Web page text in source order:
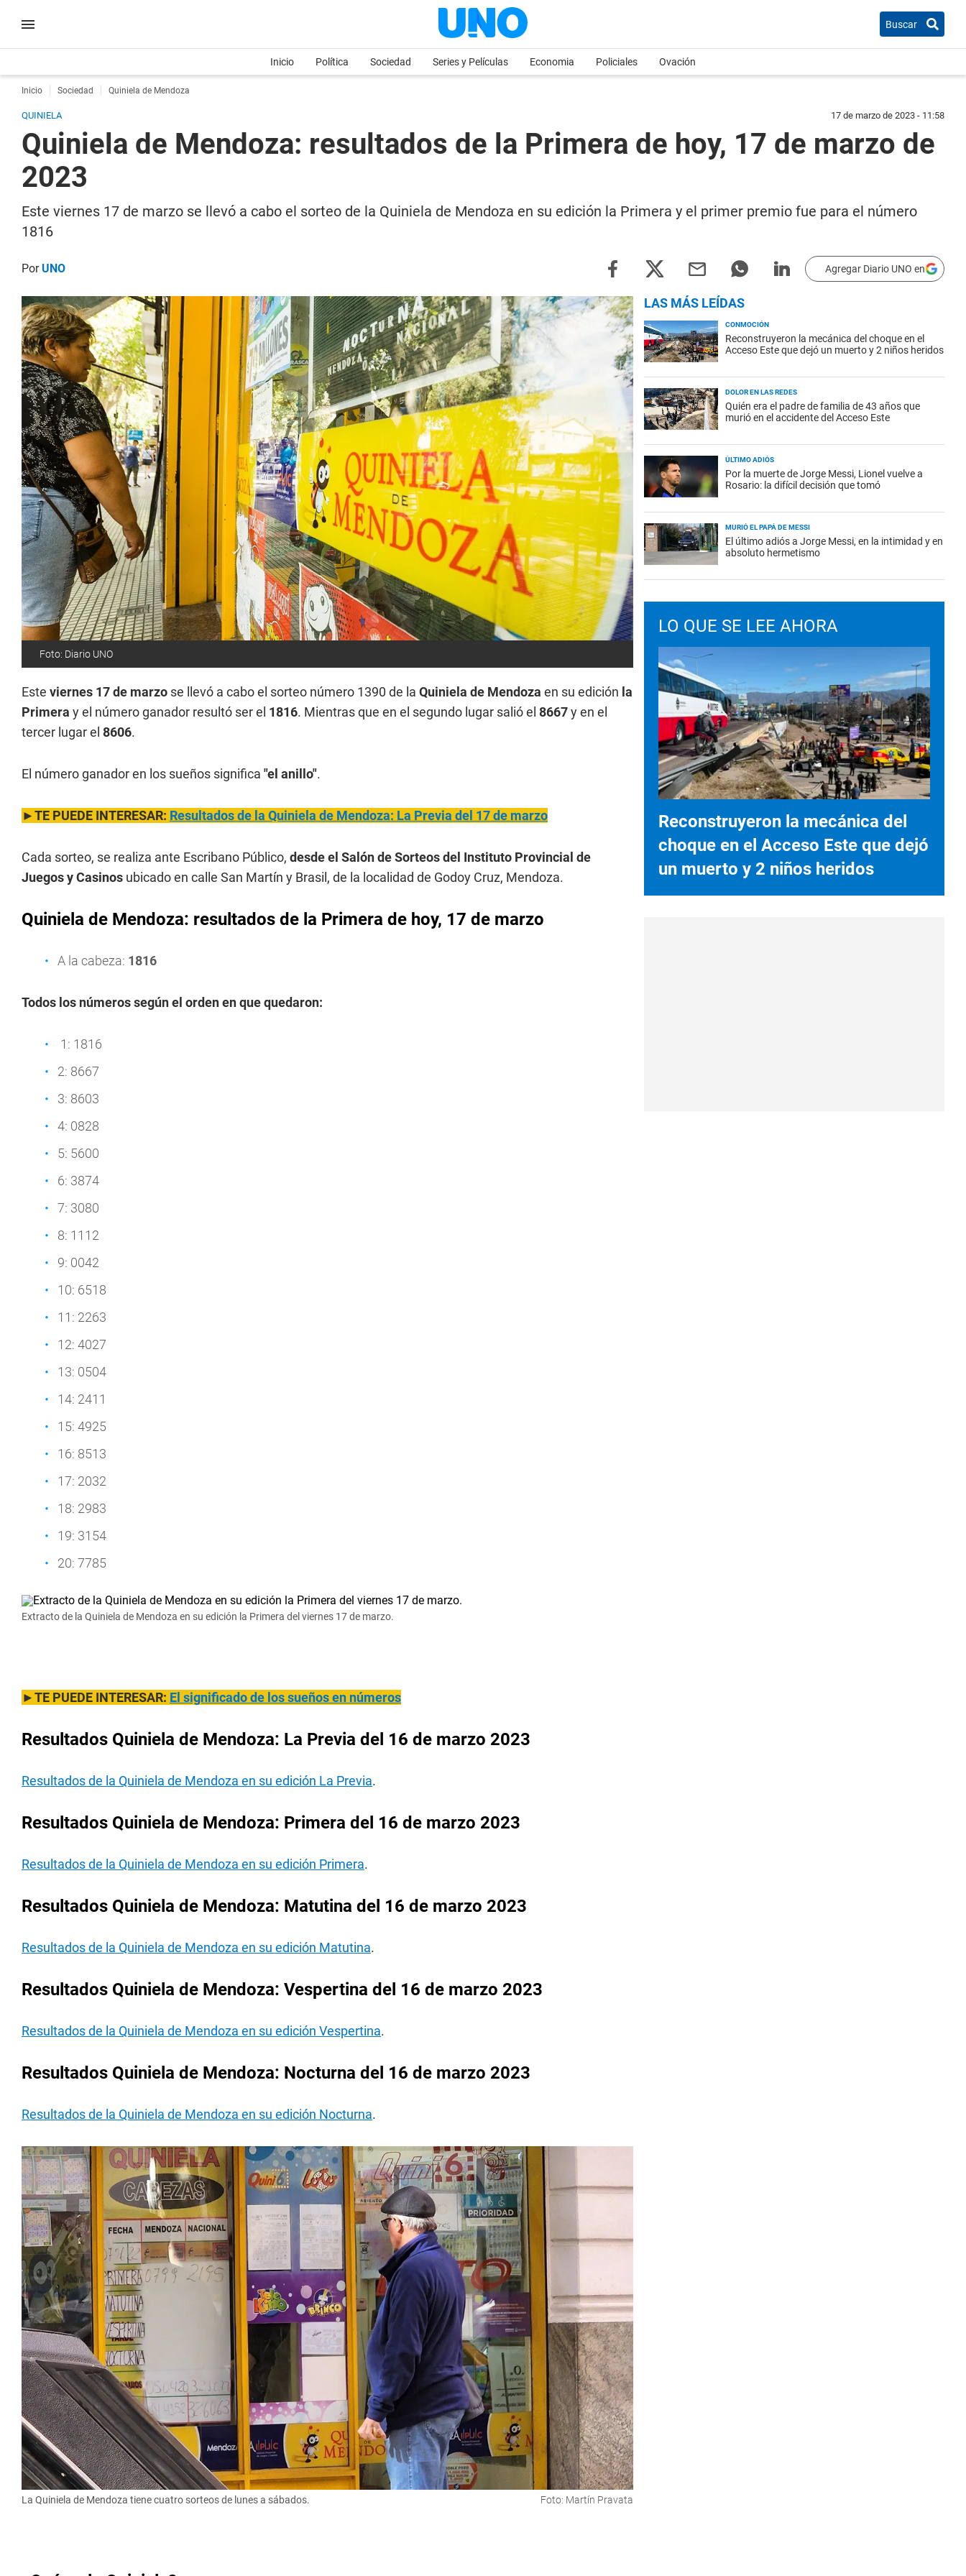
Buscar
Inicio Política Sociedad Series y Películas Economia Policiales Ovación
Inicio Sociedad Quiniela de Mendoza
QUINIELA 17 de marzo de 2023 - 11:58
Quiniela de Mendoza: resultados de la Primera de hoy, 17 de marzo de
2023
Este viernes 17 de marzo se llevó a cabo el sorteo de la Quiniela de Mendoza en su edición la Primera y el primer premio fue para el número
1816
PorUNO Agregar Diario UNO en
Foto: Diario UNO
Este viernes 17 de marzo se llevó a cabo el sorteo número 1390 de la Quiniela de Mendoza en su edición la
Primera y el número ganador resultó ser el 1816. Mientras que en el segundo lugar salió el 8667y en el
tercer lugar el 8606.
El número ganador en los sueños significa "el anillo".
►TE PUEDE INTERESAR: Resultados de la Quiniela de Mendoza: La Previa del 17 de marzo
Cada sorteo, se realiza ante Escribano Público, desde el Salón de Sorteos del Instituto Provincial de
Juegos y Casinos ubicado en calle San Martín y Brasil, de la localidad de Godoy Cruz, Mendoza.
Quiniela de Mendoza: resultados de la Primera de hoy, 17 de marzo
A la cabeza: 1816
Todos los números según el orden en que quedaron:
1: 1816
2: 8667
3: 8603
4: 0828
5: 5600
6: 3874
7: 3080
8: 1112
9: 0042
10: 6518
11: 2263
12: 4027
13: 0504
14: 2411
15: 4925
16: 8513
17: 2032
18: 2983
19: 3154
20: 7785
Extracto de la Quiniela de Mendoza en su edición la Primera del viernes 17 de marzo.
►TE PUEDE INTERESAR: El significado de los sueños en números
Resultados Quiniela de Mendoza: La Previa del 16 de marzo 2023
Resultados de la Quiniela de Mendoza en su edición La Previa.
Resultados Quiniela de Mendoza: Primera del 16 de marzo 2023
Resultados de la Quiniela de Mendoza en su edición Primera.
Resultados Quiniela de Mendoza: Matutina del 16 de marzo 2023
Resultados de la Quiniela de Mendoza en su edición Matutina.
Resultados Quiniela de Mendoza: Vespertina del 16 de marzo 2023
Resultados de la Quiniela de Mendoza en su edición Vespertina.
Resultados Quiniela de Mendoza: Nocturna del 16 de marzo 2023
Resultados de la Quiniela de Mendoza en su edición Nocturna.
La Quiniela de Mendoza tiene cuatro sorteos de lunes a sábados. Foto: Martín Pravata
LAS MÁS LEÍDAS
CONMOCIÓN
Reconstruyeron la mecánica del choque en el
Acceso Este que dejó un muerto y 2 niños heridos
DOLOR EN LAS REDES
Quién era el padre de familia de 43 años que
murió en el accidente del Acceso Este
ÚLTIMO ADIÓS
Por la muerte de Jorge Messi, Lionel vuelve a
Rosario: la difícil decisión que tomó
MURIÓ EL PAPÁ DE MESSI
El último adiós a Jorge Messi, en la intimidad y en
absoluto hermetismo
LO QUE SE LEE AHORA
Reconstruyeron la mecánica del
choque en el Acceso Este que dejó
un muerto y 2 niños heridos